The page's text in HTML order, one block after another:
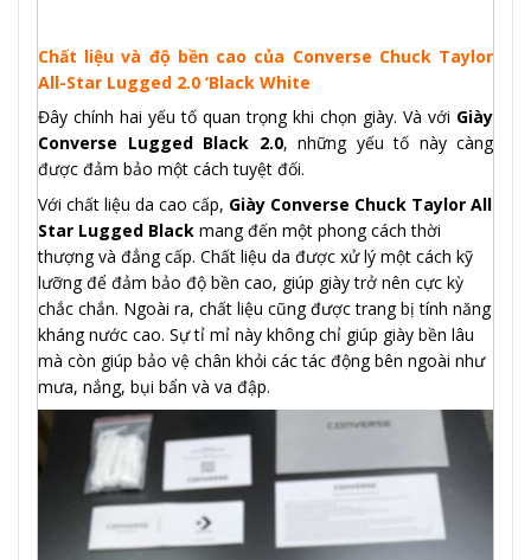
Chất liệu và độ bền cao của Converse Chuck Taylor
All-Star Lugged 2.0 ‘Black White
Đây chính hai yếu tố quan trọng khi chọn giày. Và với Giày
Converse Lugged Black 2.0, những yếu tố này càng
được đảm bảo một cách tuyệt đối.
Với chất liệu da cao cấp, Giày Converse Chuck Taylor All
Star Lugged Black mang đến một phong cách thời
thượng và đẳng cấp. Chất liệu da được xử lý một cách kỹ
lưỡng để đảm bảo độ bền cao, giúp giày trở nên cực kỳ
chắc chắn. Ngoài ra, chất liệu cũng được trang bị tính năng
kháng nước cao. Sự tỉ mỉ này không chỉ giúp giày bền lâu
mà còn giúp bảo vệ chân khỏi các tác động bên ngoài như
mưa, nắng, bụi bẩn và va đập.